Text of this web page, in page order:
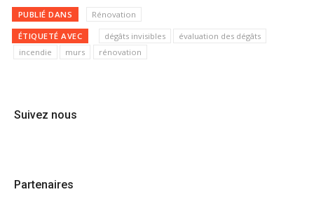
PUBLIÉ DANS Rénovation
ÉTIQUETÉ AVEC dégâts invisibles
évaluation des dégâts
incendie
murs rénovation
Suivez nous
Partenaires